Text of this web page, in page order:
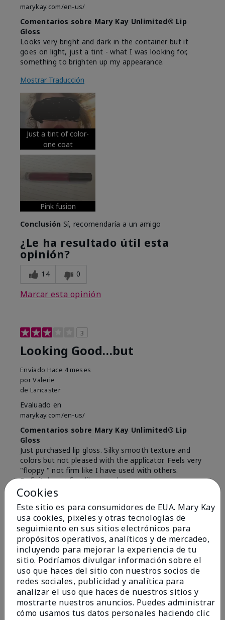
marykay.com/en-us/
Comentarios sobre Mary Kay Unlimited® Lip
Gloss
Looks very bright and dark in the container but it
goes on light, just a tint - what I was looking for,
something to brighten up my appearance.
Mostrar Traducción
Just a tint of color-
one coat
Pink fusion
Conclusión Sí, recomendaría a un amigo
¿Le ha resultado útil esta
opinión?
14 0
Marcar esta opinión
3
Looking Good…but
Enviado Hace 4 meses
porValerie
de Lancaster
Evaluado en
marykay.com/en-us/
Comentarios sobre Mary Kay Unlimited® Lip
Gloss
Just purchased lip gloss. Silky smooth texture and
colors but not pleased with the applicator. Feels very
"floppy " not firm like I have used with others.
Definitely not firm like samples were.
Mostrar Traducción
ConclusiónSí, recomendaría a un amigo
¿Le ha resultado útil esta
opinión?
8 1
Marcar esta opinión
Cookies
Este sitio es para consumidores de EUA. Mary Kay
usa cookies, pixeles y otras tecnologías de
seguimiento en sus sitios electrónicos para
propósitos operativos, analíticos y de mercadeo,
incluyendo para mejorar la experiencia de tu
sitio. Podríamos divulgar información sobre el
uso que haces del sitio con nuestros socios de
redes sociales, publicidad y analítica para
analizar el uso que haces de nuestros sitios y
mostrarte nuestros anuncios. Puedes administrar
cómo usamos tus datos personales haciendo clic